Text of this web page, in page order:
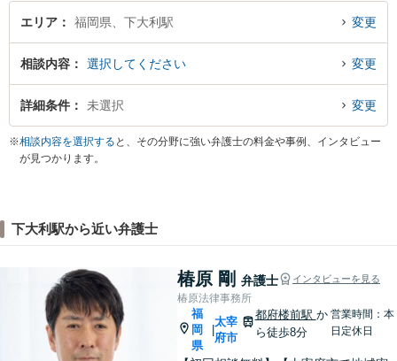
エリア 福岡県、下大利駅 変更
相談内容 選択してください 変更
詳細条件 未選択 変更
※相談内容を選択する と、その分野に強い弁護士の料金や事例、インタビュー
が見つかります。
下大利駅から近い弁護士
椿原 剛 弁護士 インタビューを見る
椿原法律事務所
福
岡
県
太宰
府市
都府楼前駅 か
ら徒歩8分
営業時間：本
日定休日